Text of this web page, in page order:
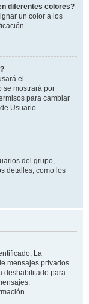
diferentes colores?
un color a los
el
se mostrará por
para cambiar
Usuario.
del grupo,
detalles, como los
La
mensajes privados
deshabilitado para